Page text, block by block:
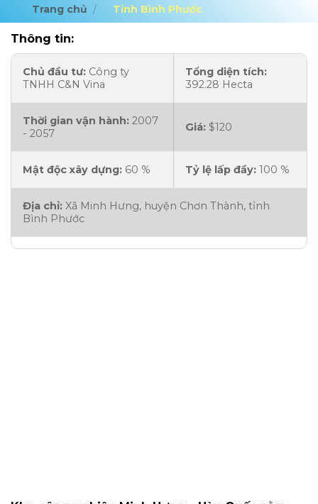
Trang chủ / Tỉnh Bình Phước
Thông tin:
Chủ đầu tư: Công ty
TNHH C&N Vina
Tổng diện tích:
392.28 Hecta
Thời gian vận hành: 2007
- 2057
Giá: $120
Mật độc xây dựng: 60 % Tỷ lệ lấp đầy: 100 %
Địa chỉ: Xã Minh Hưng, huyện Chơn Thành, tỉnh
Bình Phước